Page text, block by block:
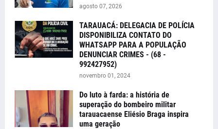
agosto 07, 2026
TARAUACÁ: DELEGACIA DE POLÍCIA
DISPONIBILIZA CONTATO DO
WHATSAPP PARA A POPULAÇÃO
DENUNCIAR CRIMES - (68 -
992427952)
novembro 01, 2024
Do luto à farda: a história de
superação do bombeiro militar
tarauacaense Eliésio Braga inspira
uma geração